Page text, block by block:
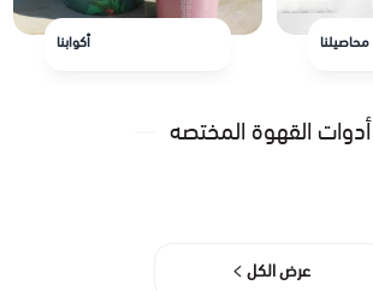
محاصيلنا أكوابنا
أدوات القهوة المختصه
عرض الكل